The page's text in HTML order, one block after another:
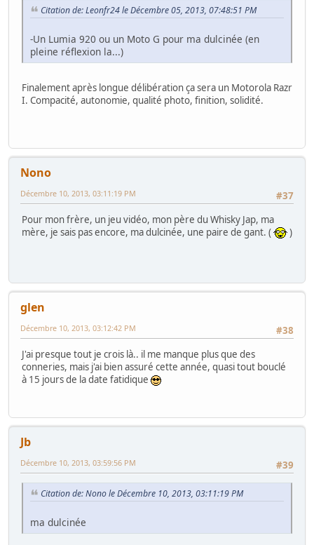
Citation de: Leonfr24 le Décembre 05, 2013, 07:48:51 PM
-Un Lumia 920 ou un Moto G pour ma dulcinée (en
pleine réflexion la...)
Finalement après longue délibération ça sera un Motorola Razr
I. Compacité, autonomie, qualité photo, finition, solidité.
Nono
#37
Décembre 10, 2013, 03:11:19 PM
Pour mon frère, un jeu vidéo, mon père du Whisky Jap, ma
mère, je sais pas encore, ma dulcinée, une paire de gant. (
)
glen
#38
Décembre 10, 2013, 03:12:42 PM
J'ai presque tout je crois là.. il me manque plus que des
conneries, mais j'ai bien assuré cette année, quasi tout bouclé
à 15 jours de la date fatidique
Jb
#39
Décembre 10, 2013, 03:59:56 PM
Citation de: Nono le Décembre 10, 2013, 03:11:19 PM
ma dulcinée